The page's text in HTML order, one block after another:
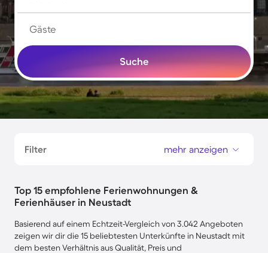
Gäste
Suche
Filter mehr anzeigen
Top 15 empfohlene Ferienwohnungen &
Ferienhäuser in Neustadt
Basierend auf einem Echtzeit-Vergleich von 3.042 Angeboten
zeigen wir dir die 15 beliebtesten Unterkünfte in Neustadt mit
dem besten Verhältnis aus Qualität, Preis und